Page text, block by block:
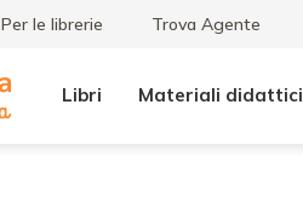
Per le librerie Trova Agente
Libri Materiali didattici